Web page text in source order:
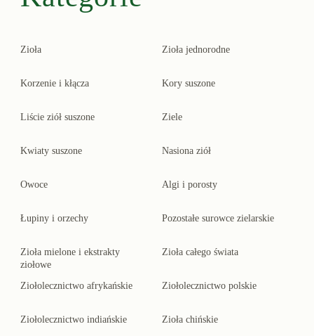
Zioła Zioła jednorodne
Korzenie i kłącza Kory suszone
Liście ziół suszone Ziele
Kwiaty suszone Nasiona ziół
Owoce Algi i porosty
Łupiny i orzechy Pozostałe surowce zielarskie
Zioła mielone i ekstrakty
ziołowe
Zioła całego świata
Ziołolecznictwo afrykańskie Ziołolecznictwo polskie
Ziołolecznictwo indiańskie Zioła chińskie